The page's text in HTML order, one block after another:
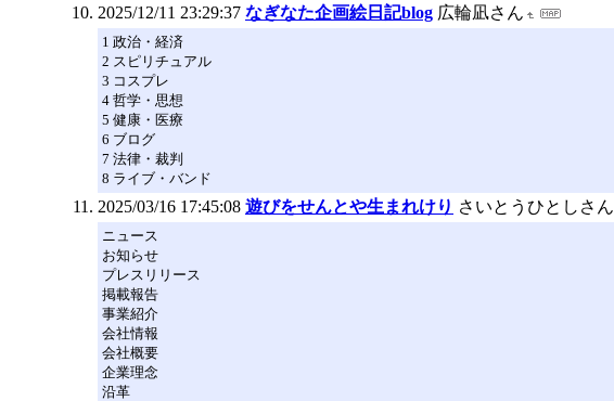
2025/12/11 23:29:37 なぎなた企画絵日記blog 広輪凪さん
1 政治・経済
2 スピリチュアル
3 コスプレ
4 哲学・思想
5 健康・医療
6 ブログ
7 法律・裁判
8 ライブ・バンド
2025/03/16 17:45:08 遊びをせんとや生まれけり さいとうひとしさん
ニュース
お知らせ
プレスリリース
掲載報告
事業紹介
会社情報
会社概要
企業理念
沿革